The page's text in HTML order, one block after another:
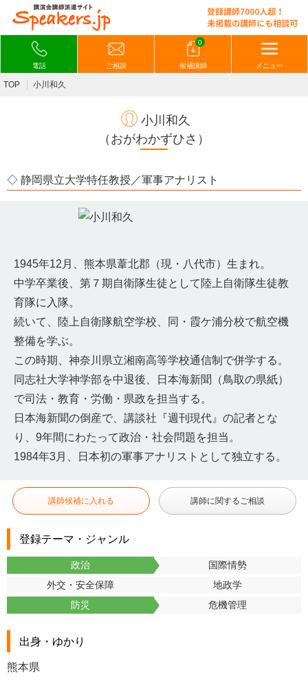
電話 ご相談
0
候補講師 メニュー
TOP 小川和久
小川和久
（おがわかずひさ）
◇ 静岡県立大学特任教授／軍事アナリスト
1945年12月、熊本県葦北郡（現・八代市）生まれ。
中学卒業後、第７期自衛隊生徒として陸上自衛隊生徒教
育隊に入隊。
続いて、陸上自衛隊航空学校、同・霞ケ浦分校で航空機
整備を学ぶ。
この時期、神奈川県立湘南高等学校通信制で併学する。
同志社大学神学部を中退後、日本海新聞（鳥取の県紙）
で司法・教育・労働・県政を担当する。
日本海新聞の倒産で、講談社『週刊現代』の記者とな
り、9年間にわたって政治・社会問題を担当。
1984年3月、日本初の軍事アナリストとして独立する。
講師候補に入れる 講師に関するご相談
登録テーマ・ジャンル
政治
国際情勢
外交・安全保障
地政学
防災
危機管理
出身・ゆかり
熊本県